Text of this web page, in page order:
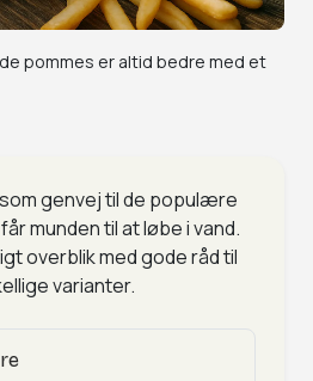
pommes er altid bedre med et
genvej til de populære
munden til at løbe i vand.
overblik med gode råd til
varianter.